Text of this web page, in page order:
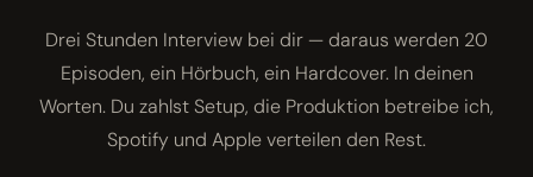
Drei Stunden Interview bei dir — daraus werden 20
Episoden, ein Hörbuch, ein Hardcover. In deinen
Worten. Du zahlst Setup, die Produktion betreibe ich,
Spotify und Apple verteilen den Rest.